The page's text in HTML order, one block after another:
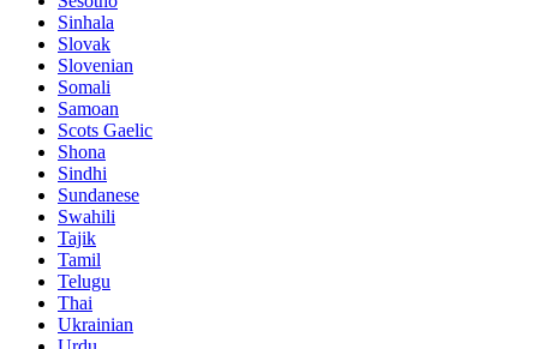
Sinhala
Slovak
Slovenian
Somali
Samoan
Scots Gaelic
Shona
Sindhi
Sundanese
Swahili
Tajik
Tamil
Telugu
Thai
Ukrainian